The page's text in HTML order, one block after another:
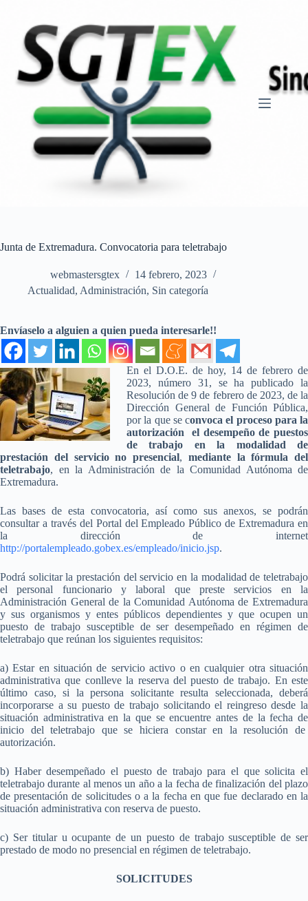
contenido
Junta de Extremadura. Convocatoria para teletrabajo
webmastersgtex
14 febrero, 2023
Actualidad, Administración, Sin categoría
Envíaselo a alguien a quien pueda interesarle!!
En el D.O.E. de hoy, 14 de febrero de
2023, número 31, se ha publicado la
Resolución de 9 de febrero de 2023, de la
Dirección General de Función Pública,
por la que se convoca el proceso para la
autorización el desempeño de puestos
de trabajo en la modalidad de
prestación del servicio no presencial, mediante la fórmula del
teletrabajo, en la Administración de la Comunidad Autónoma de
Extremadura.
Las bases de esta convocatoria, así como sus anexos, se podrán
consultar a través del Portal del Empleado Público de Extremadura en
la dirección de internet
http://portalempleado.gobex.es/empleado/inicio.jsp.
Podrá solicitar la prestación del servicio en la modalidad de teletrabajo
el personal funcionario y laboral que preste servicios en la
Administración General de la Comunidad Autónoma de Extremadura
y sus organismos y entes públicos dependientes y que ocupen un
puesto de trabajo susceptible de ser desempeñado en régimen de
teletrabajo que reúnan los siguientes requisitos:
a) Estar en situación de servicio activo o en cualquier otra situación
administrativa que conlleve la reserva del puesto de trabajo. En este
último caso, si la persona solicitante resulta seleccionada, deberá
incorporarse a su puesto de trabajo solicitando el reingreso desde la
situación administrativa en la que se encuentre antes de la fecha de
inicio del teletrabajo que se hiciera constar en la resolución de
autorización.
b) Haber desempeñado el puesto de trabajo para el que solicita el
teletrabajo durante al menos un año a la fecha de finalización del plazo
de presentación de solicitudes o a la fecha en que fue declarado en la
situación administrativa con reserva de puesto.
c) Ser titular u ocupante de un puesto de trabajo susceptible de ser
prestado de modo no presencial en régimen de teletrabajo.
SOLICITUDES